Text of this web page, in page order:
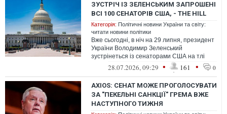
ЗУСТРІЧ ІЗ ЗЕЛЕНСЬКИМ ЗАПРОШЕНІ
ВСІ 100 СЕНАТОРІВ США, - THE HILL
Категорія: Політичні новини України та світу:
читати новини політики
Вже сьогодні, в ніч на 29 липня, президент
України Володимир Зеленський
зустрінеться із сенаторами США на тлі
того, як розглядатиме законопроект про "...
28.07.2026, 09:29 • 161 • 0
AXIOS: СЕНАТ МОЖЕ ПРОГОЛОСУВАТИ
ЗА "ПЕКЕЛЬНІ САНКЦІЇ" ГРЕМА ВЖЕ
НАСТУПНОГО ТИЖНЯ